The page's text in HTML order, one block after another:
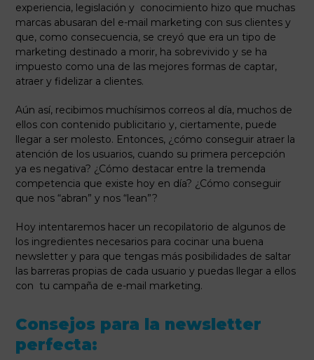
experiencia, legislación y conocimiento hizo que muchas
marcas abusaran del e-mail marketing con sus clientes y
que, como consecuencia, se creyó que era un tipo de
marketing destinado a morir, ha sobrevivido y se ha
impuesto como una de las mejores formas de captar,
atraer y fidelizar a clientes.
Aún así, recibimos muchísimos correos al día, muchos de
ellos con contenido publicitario y, ciertamente, puede
llegar a ser molesto. Entonces, ¿cómo conseguir atraer la
atención de los usuarios, cuando su primera percepción
ya es negativa? ¿Cómo destacar entre la tremenda
competencia que existe hoy en día? ¿Cómo conseguir
que nos “abran” y nos “lean”?
Hoy intentaremos hacer un recopilatorio de algunos de
los ingredientes necesarios para cocinar una buena
newsletter y para que tengas más posibilidades de saltar
las barreras propias de cada usuario y puedas llegar a ellos
con tu campaña de e-mail marketing.
Consejos para la newsletter
perfecta: